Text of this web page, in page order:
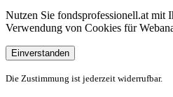
Nutzen Sie fondsprofessionell.at mit
Verwendung von Cookies für
Einverstanden
Die Zustimmung ist jederzeit widerrufbar.